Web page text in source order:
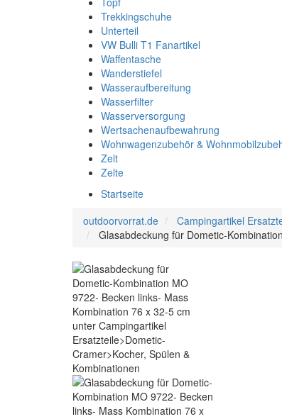
Trekkingschuhe
Unterteil
VW Bulli T1 Fanartikel
Waffentasche
Wanderstiefel
Wasseraufbereitung
Wasserfilter
Wasserversorgung
Wertsachenaufbewahrung
Wohnwagenzubehör &
Zelt
Zelte
Startseite
outdoorvorrat.de
Campingartikel
Glasabdeckung für Dometic-